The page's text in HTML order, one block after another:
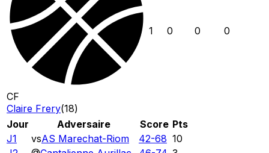
CF
Claire Frery(18)
1 0 0 0
Jour Adversaire Score Pts
J1
vsAS Marechat-Riom 42-68 10